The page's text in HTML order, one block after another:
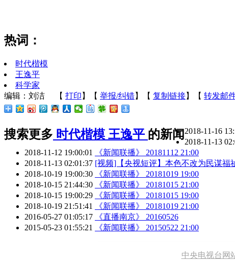
热词：
时代楷模
王逸平
科学家
编辑：刘洁
【 打印 】【 举报/纠错】【 复制链接】【 转发邮
搜索更多 时代楷模 王逸平 的新闻 2018-11-16
2018-11-13
2018-11-12 19:00:01
《新闻联播》 20181112 21:00
2018-11-13 02:01:37 [视频]【央视短评】本色不改为民谋福
2018-10-19 19:00:30
《新闻联播》 20181019 19:00
2018-10-15 21:44:30
《新闻联播》 20181015 21:00
2018-10-15 19:00:29
《新闻联播》 20181015 19:00
2018-10-19 21:51:41
《新闻联播》 20181019 21:00
2016-05-27 01:05:17
《直播南京》 20160526
2015-05-23 01:55:21
《新闻联播》 20150522 21:00
中央电视台网